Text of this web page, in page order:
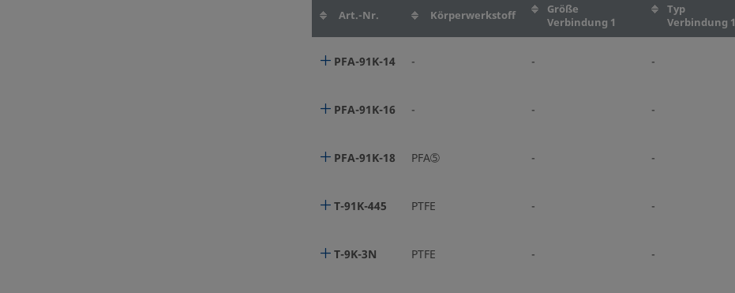
Art.-Nr. Körperwerkstoff
Größe
Verbindung 1
Typ
Verbindung 1
PFA-91K-14 - - -
PFA-91K-16 - - -
PFA-91K-18 PFA➄ - -
T-91K-445 PTFE - -
T-9K-3N PTFE - -